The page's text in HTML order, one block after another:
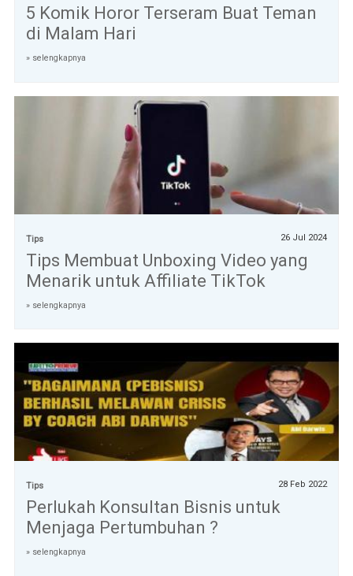
5 Komik Horor Terseram Buat Teman
di Malam Hari
» selengkapnya
Tips 26 Jul 2024
Tips Membuat Unboxing Video yang
Menarik untuk Affiliate TikTok
» selengkapnya
Tips 28 Feb 2022
Perlukah Konsultan Bisnis untuk
Menjaga Pertumbuhan ?
» selengkapnya